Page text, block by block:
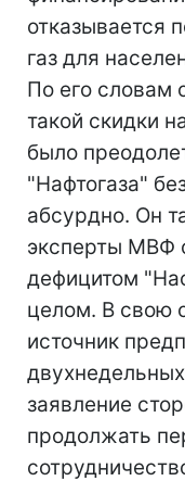
отказывается
газ для
По его словам
такой скидки
было
"Нафтогаза"
абсурдно. Он
эксперты МВФ
дефицитом
целом. В свою
источник
заявление
продолжать